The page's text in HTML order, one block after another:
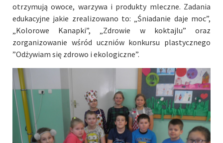
otrzymują owoce, warzywa i produkty mleczne. Zadania
edukacyjne jakie zrealizowano to: „Śniadanie daje moc”,
„Kolorowe Kanapki”, „Zdrowie w koktajlu” oraz
zorganizowanie wśród uczniów konkursu plastycznego
”Odżywiam się zdrowo i ekologiczne”.